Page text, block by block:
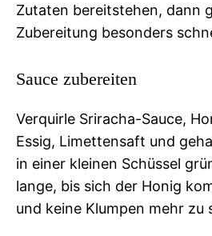
Zutaten bereitstehen, dann
Zubereitung besonders
Sauce zubereiten
Verquirle Sriracha-Sauce,
Essig, Limettensaft und
in einer kleinen Schüssel
lange, bis sich der Honig
und keine Klumpen mehr zu